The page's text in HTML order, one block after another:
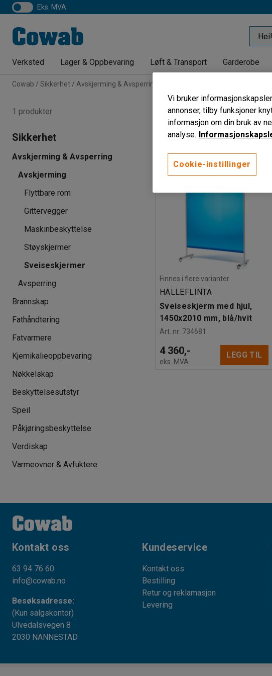
eks. MVA
Verksted Lager & Oppbevaring Løft & Transport Garderobe
Cowab Sikkerhet Avskjerming & Avsperring
Sveiseskjermer
Høyde Bredde
Finnes i flere varianter
HÄLLEFLINTA
Sveiseskjerm med hjul,
1450x2010 mm, blå/hvit
Art. nr: 734681
4 360,-
eks. MVA
LEGG TIL
1 produkter
Sikkerhet
Avskjerming & Avsperring
Avskjerming
Flyttbare rom
Gittervegger
Maskinbeskyttelse
Støyskjermer
Sveiseskjermer
Avsperring
Brannskap
Fathåndtering
Fatvarmere
Kjemikalieoppbevaring
Nøkkelskap
Beskyttelsesutstyr
Speil
Påkjøringsbeskyttelse
Verdiskap
Varmeovner & Avfuktere
Kontakt oss
63 94 76 60
info@cowab.no
Besøksadresse:
(Kun salgskontor)
Ulvedalsvegen 8
2030 NANNESTAD
Kundeservice
Kontakt oss
Bestilling
Retur og reklamasjon
Levering
Vi bruker
annonser, tilby funksjoner
informasjon om din bruk av
analyse.
Cookie-instillinger